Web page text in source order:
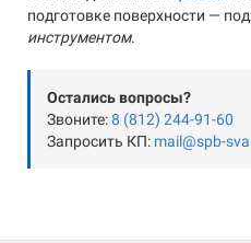
подготовке поверхности —
инструментом.
Остались вопросы?
Звоните:8 (812) 244-91-60
Запросить КП: mail@spb-